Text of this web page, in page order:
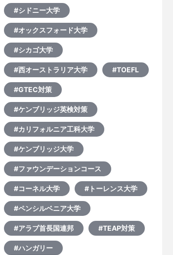
#シドニー大学
#オックスフォード大学
#シカゴ大学
#西オーストラリア大学 #TOEFL
#GTEC対策
#ケンブリッジ英検対策
#カリフォルニア工科大学
#ケンブリッジ大学
#ファウンデーションコース
#コーネル大学 #トーレンス大学
#ペンシルベニア大学
#アラブ首長国連邦 #TEAP対策
#ハンガリー